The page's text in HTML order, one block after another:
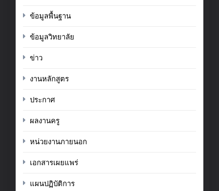
ข้อมูลพื้นฐาน
ข้อมูลวิทยาลัย
ข่าว
งานหลักสูตร
ประกาศ
ผลงานครู
หน่วยงานภายนอก
เอกสารเผยแพร่
แผนปฏิบัติการ